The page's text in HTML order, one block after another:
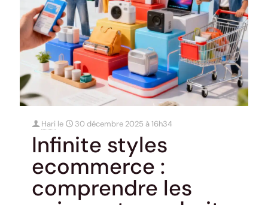
Hari le 30 décembre 2025 à 16h34
Infinite styles
ecommerce :
comprendre les